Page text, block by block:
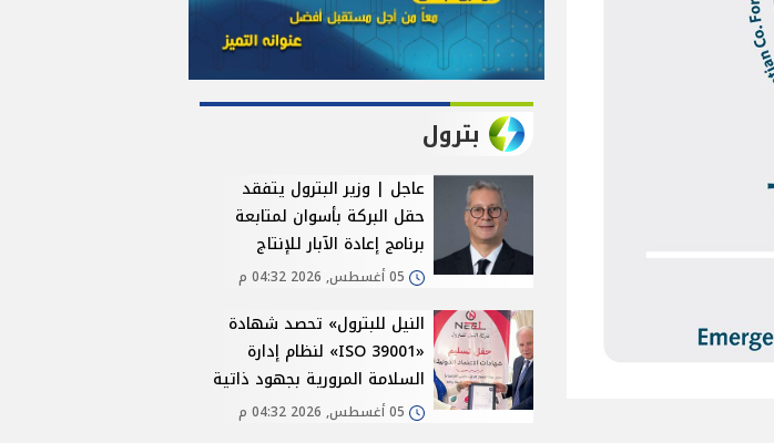
بترول
عاجل | وزير البترول يتفقد
حقل البركة بأسوان لمتابعة
برنامج إعادة الآبار للإنتاج
05 أغسطس, 2026 04:32 م
النيل للبترول» تحصد شهادة
«ISO 39001» لنظام إدارة
السلامة المرورية بجهود ذاتية
05 أغسطس, 2026 04:32 م